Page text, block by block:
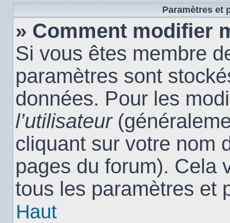
Paramètres et
» Comment modifier
Si vous êtes membre
paramètres sont
données. Pour les
l’utilisateur
cliquant sur votre nom
pages du forum). Cela
tous les paramètres et
Haut